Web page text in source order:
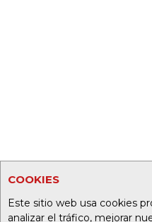
COOKIES
Este sitio web usa cookies
analizar el tráfico, mejorar